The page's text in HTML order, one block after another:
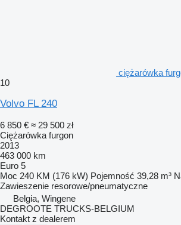
ciężarówka
10
Volvo FL 240
6 850 € ≈ 29 500 zł
Ciężarówka furgon
2013
463 000 km
Euro 5
Moc 240 KM (176 kW) Pojemność 39,28 m³
Zawieszenie resorowe/pneumatyczne
Belgia, Wingene
DEGROOTE TRUCKS-BELGIUM
Kontakt z dealerem